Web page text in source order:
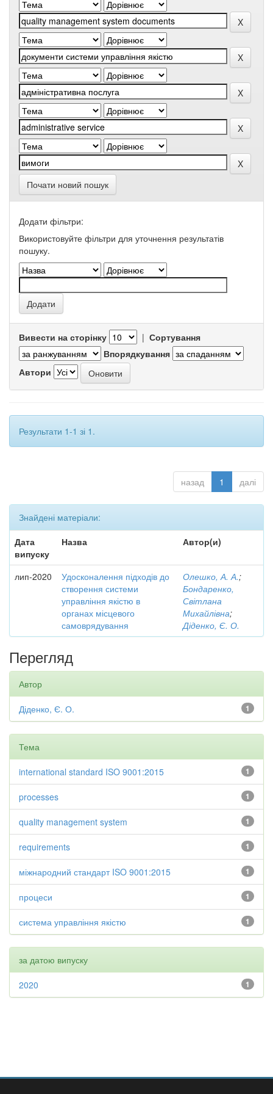
Почати новий пошук
Додати фільтри:
Використовуйте фільтри для уточнення результатів
пошуку.
Вивести на сторінку | Сортування
Впорядкування
Автори
Результати 1-1 зі 1.
назад 1 далі
Знайдені матеріали:
Дата
випуску
Назва Автор(и)
лип-2020
Удосконалення підходів до
створення системи
управління якістю в
органах місцевого
самоврядування
Олешко, А. А.;
Бондаренко,
Світлана
Михайлівна;
Діденко, Є. О.
Перегляд
Автор
1
Діденко, Є. О.
Тема
1
international standard ISO 9001:2015
1
processes
1
quality management system
1
requirements
1
міжнародний стандарт ISO 9001:2015
1
процеси
1
система управління якістю
за датою випуску
1
2020